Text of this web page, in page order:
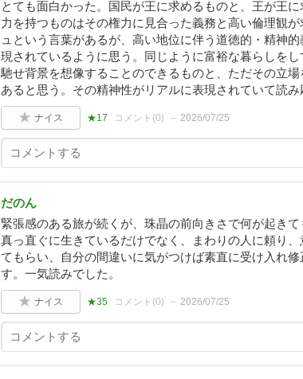
とても面白かった。国民が王に求めるものと、王が王
力を持つものはその権力に見合った義務と高い倫理観
ュという言葉があるが、高い地位に伴う道徳的・精神
現されているように思う。同じように富裕な暮らしを
馳せ背景を想像することのできるものと、ただその立
あると思う。その精神性がリアルに表現されていて読み
ナイス ★17 コメント(0) 2026/07/25
だのん
緊張感のある旅が続くが、珠晶の前向きさで何が起き
真っ直ぐに生きているだけでなく、まわりの人に頼り
てもらい、自分の間違いに気がつけば素直に受け入れ
す。一気読みでした。
ナイス ★35 コメント(0) 2026/07/25